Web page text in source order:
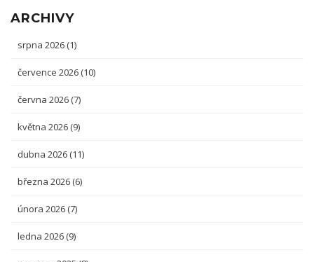
ARCHIVY
srpna 2026 (1)
července 2026 (10)
června 2026 (7)
května 2026 (9)
dubna 2026 (11)
března 2026 (6)
února 2026 (7)
ledna 2026 (9)